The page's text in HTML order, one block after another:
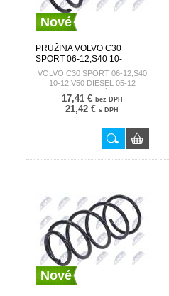
Nové
PRUŽINA VOLVO C30
SPORT 06-12,S40 10-
12,V50 DIESEL 05-12
PREDNÁ 30714368
VOLVO C30 SPORT 06-12,S40
10-12,V50 DIESEL 05-12
PREDNÁ
17,41 € bez DPH
21,42 € s DPH
Nové